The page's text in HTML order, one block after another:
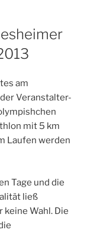
am
Veranstalter-
mit 5 km
Laufen werden
Tage und die
ließ
Wahl. Die